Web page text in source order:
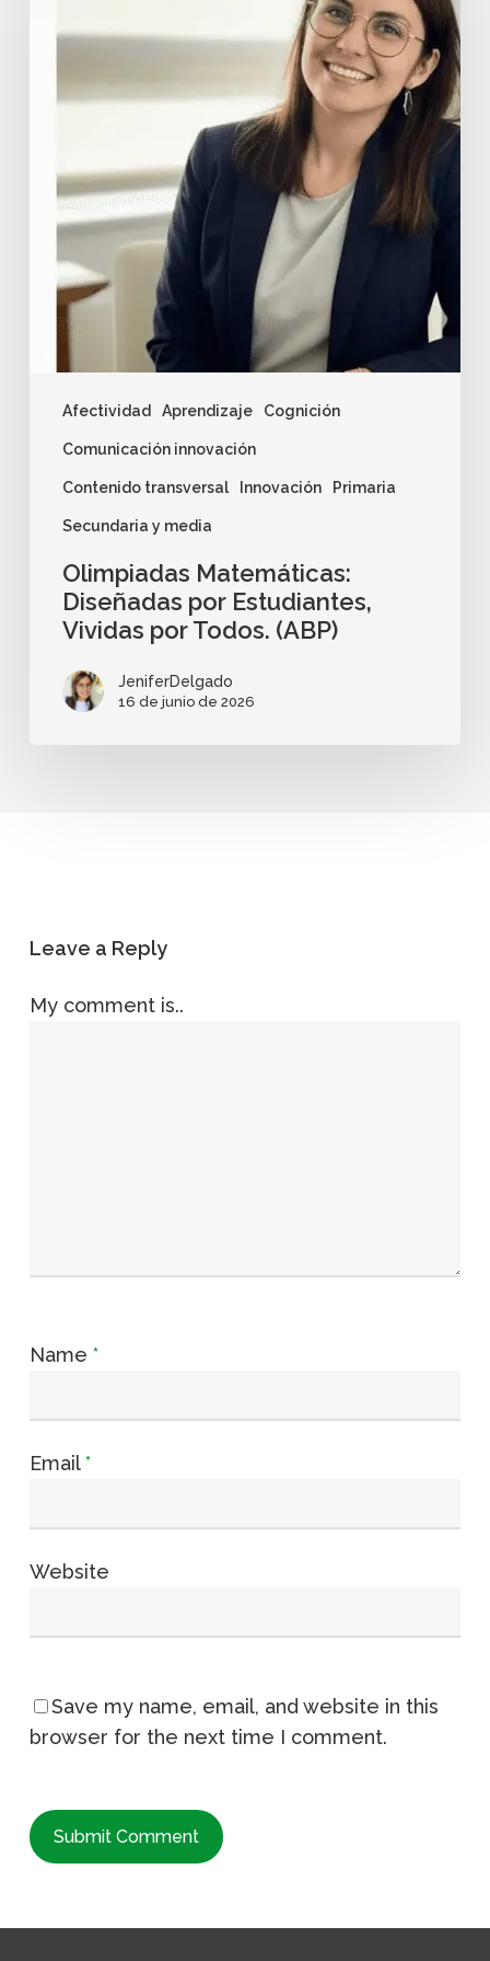
Afectividad Aprendizaje Cognición
Comunicación innovación
Contenido transversal Innovación Primaria
Secundaria y media
Olimpiadas Matemáticas:
Diseñadas por Estudiantes,
Vividas por Todos. (ABP)
JeniferDelgado
16 de junio de 2026
Leave a Reply
My comment is..
Name *
Email*
Website
Save my name, email, and website in this
browser for the next time I comment.